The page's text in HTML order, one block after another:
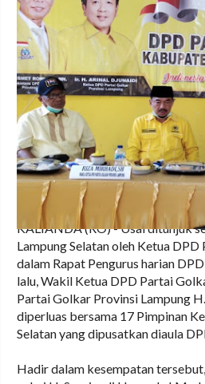
KALIANDA (RO) - Usai ditunjuk
Lampung Selatan oleh Ketua
dalam Rapat Pengurus harian
lalu, Wakil Ketua DPD Partai
Partai Golkar Provinsi Lampung
diperluas bersama 17 Pimpinan
Selatan yang dipusatkan diaula
Hadir dalam kesempatan